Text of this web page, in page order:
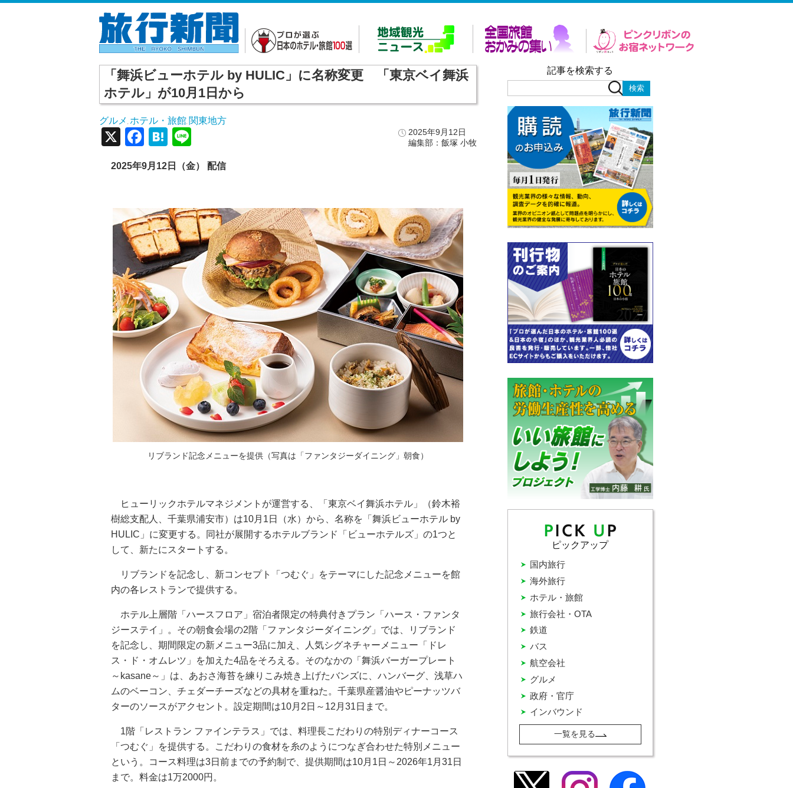
「舞浜ビューホテル by HULIC」に名称変更 「東京ベイ舞浜
ホテル」が10月1日から
グルメ ホテル・旅館 関東地方
2025年9月12日
編集部：飯塚 小牧
X Facebook
Hatena
2025年9月12日（金） 配信
リブランド記念メニューを提供（写真は「ファンタジーダイニング」朝食）
ヒューリックホテルマネジメントが運営する、「東京ベイ舞浜ホテル」（鈴木裕
樹総支配人、千葉県浦安市）は10月1日（水）から、名称を「舞浜ビューホテル by
HULIC」に変更する。同社が展開するホテルブランド「ビューホテルズ」の1つと
して、新たにスタートする。
リブランドを記念し、新コンセプト「つむぐ」をテーマにした記念メニューを館
内の各レストランで提供する。
ホテル上層階「ハースフロア」宿泊者限定の特典付きプラン「ハース・ファンタ
ジーステイ」。その朝食会場の2階「ファンタジーダイニング」では、リブランド
を記念し、期間限定の新メニュー3品に加え、人気シグネチャーメニュー「ドレ
ス・ド・オムレツ」を加えた4品をそろえる。そのなかの「舞浜バーガープレート
～kasane～」は、あおさ海苔を練りこみ焼き上げたバンズに、ハンバーグ、浅草ハ
ムのベーコン、チェダーチーズなどの具材を重ねた。千葉県産醤油やピーナッツバ
ターのソースがアクセント。設定期間は10月2日～12月31日まで。
1階「レストラン ファインテラス」では、料理長こだわりの特別ディナーコース
「つむぐ」を提供する。こだわりの食材を糸のようにつなぎ合わせた特別メニュー
という。コース料理は3日前までの予約制で、提供期間は10月1日～2026年1月31日
まで。料金は1万2000円。
記事を検索する
ピックアップ
インバウンド
グルメ
バス
ホテル・旅館
国内旅行
政府・官庁
旅行会社・OTA
海外旅行
航空会社
鉄道
一覧を見る